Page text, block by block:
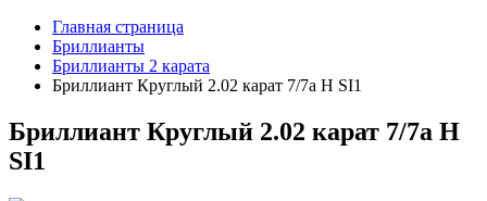
Главная страница
Бриллианты
Бриллианты 2 карата
Бриллиант Круглый 2.02 карат 7/7а H SI1
Бриллиант Круглый 2.02 карат 7/7а H
SI1